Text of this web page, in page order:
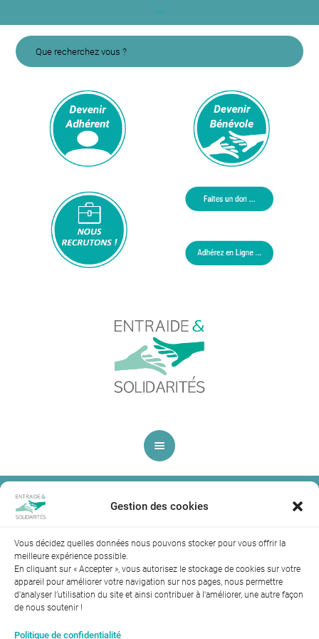
Gestion des cookies
Vous décidez quelles données nous pouvons stocker pour vous offrir la
meilleure expérience possible.
En cliquant sur « Accepter », vous autorisez le stockage de cookies sur votre
appareil pour améliorer votre navigation sur nos pages, nous permettre
d'analyser l’utilisation du site et ainsi contribuer à l'améliorer, une autre façon
de nous soutenir !
Politique de confidentialité
Merci